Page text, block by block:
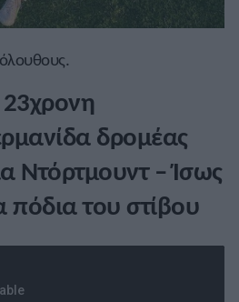
23χρονη
δρομέας
Ντόρτμουντ – Ίσως
του στίβου